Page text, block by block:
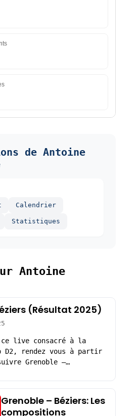
de Antoine
Calendrier
Statistiques
Antoine
(Résultat 2025)
ce live consacré à la
D2, rendez vous à partir
Grenoble –…
Grenoble – Béziers: Les
compositions